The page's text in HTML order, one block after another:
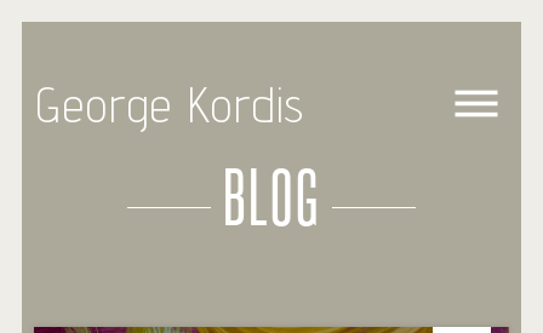
George Kordis
BLOG